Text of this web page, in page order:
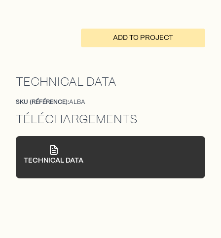
ADD TO PROJECT
TECHNICAL DATA
SKU (RÉFÉRENCE):ALBA
TÉLÉCHARGEMENTS
TECHNICAL DATA